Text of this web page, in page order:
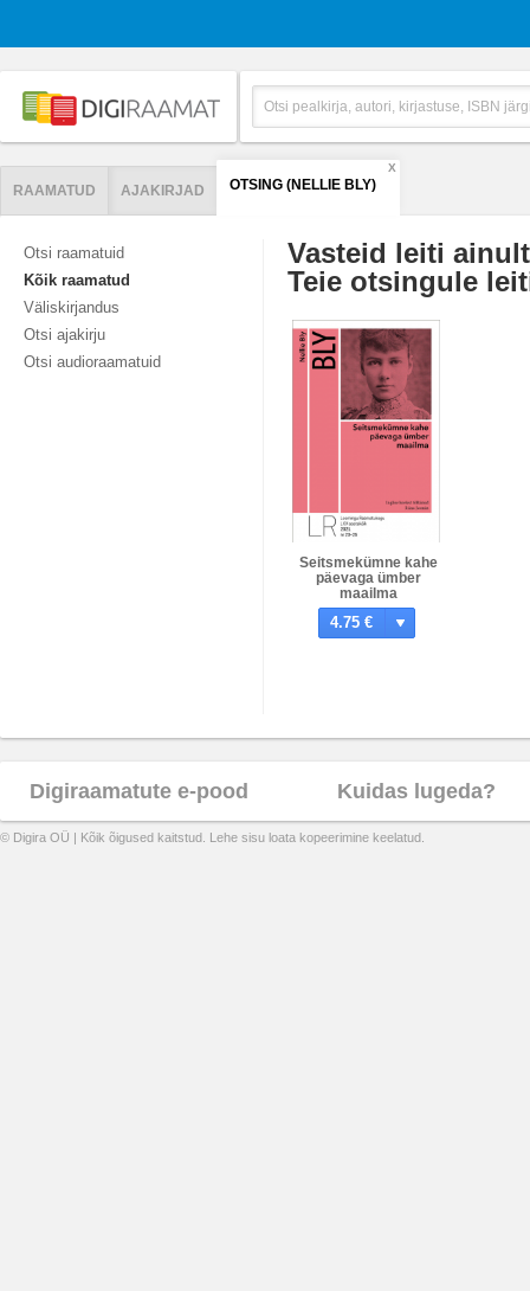
RAAMATUD AJAKIRJAD OTSING (NELLIE BLY)
X
Otsi raamatuid
Kõik raamatud
Väliskirjandus
Otsi ajakirju
Otsi audioraamatuid
Vasteid leiti
Teie otsingule
Seitsmekümne kahe
päevaga ümber
maailma
4.75 €
Digiraamatute e-pood Kuidas lugeda?
© Digira OÜ | Kõik õigused kaitstud. Lehe sisu loata kopeerimine keelatud.